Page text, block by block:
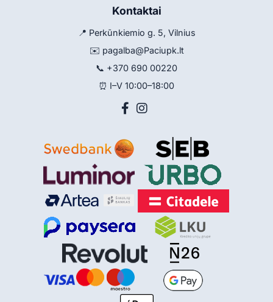
Kontaktai
📍 Perkūnkiemio g. 5, Vilnius
✉️ pagalba@Paciupk.lt
📞 +370 690 00220
⏰ I–V 10:00–18:00